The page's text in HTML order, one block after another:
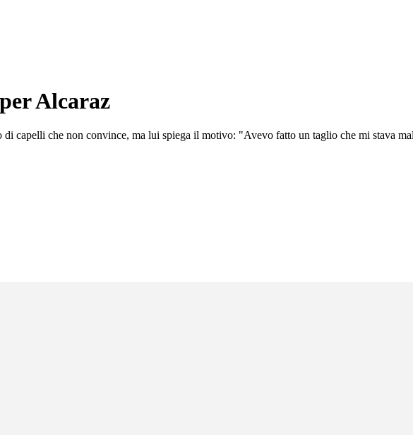
Alcaraz
capelli che non convince, ma lui spiega il motivo: "Avevo fatto un taglio che mi stava